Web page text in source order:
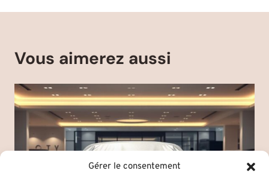
Gérer le consentement
Vous aimerez aussi